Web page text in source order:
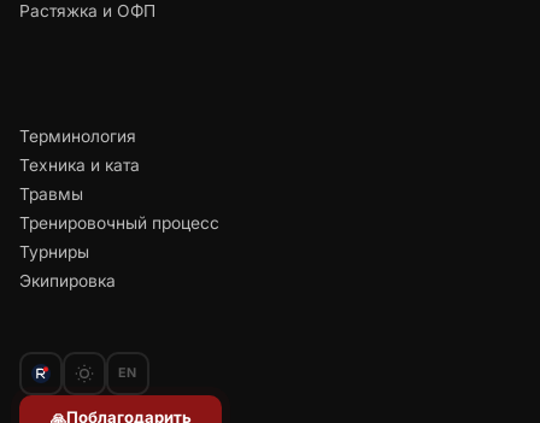
Растяжка и ОФП
Терминология
Техника и ката
Травмы
Тренировочный процесс
Турниры
Экипировка
EN
🙏Поблагодарить